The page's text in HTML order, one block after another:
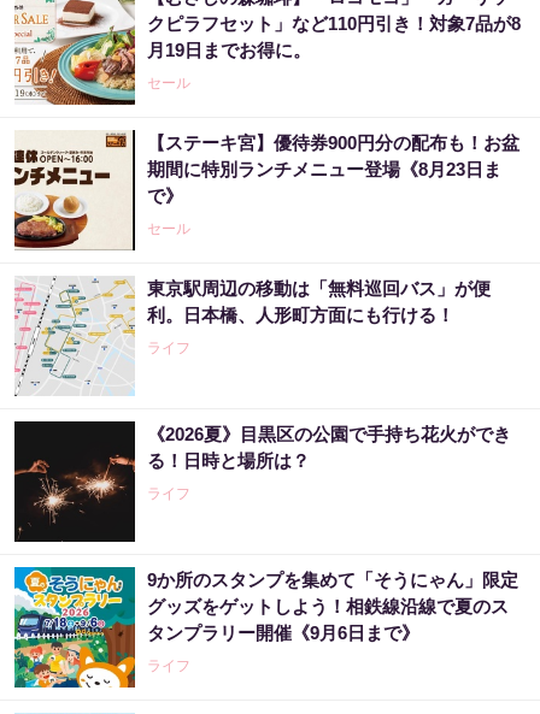
クピラフセット」など110円引き！対象7品が8
月19日までお得に。
セール
【ステーキ宮】優待券900円分の配布も！お盆
期間に特別ランチメニュー登場《8月23日ま
で》
セール
東京駅周辺の移動は「無料巡回バス」が便
利。日本橋、人形町方面にも行ける！
ライフ
《2026夏》目黒区の公園で手持ち花火ができ
る！日時と場所は？
ライフ
9か所のスタンプを集めて「そうにゃん」限定
グッズをゲットしよう！相鉄線沿線で夏のス
タンプラリー開催《9月6日まで》
ライフ